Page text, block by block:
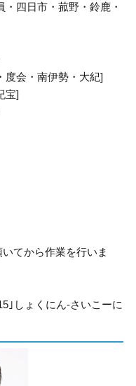
四日市・菰野・鈴鹿・
度会・南伊勢・大紀]
宝]
てから作業を行いま
｣しょくにん-さいこーに